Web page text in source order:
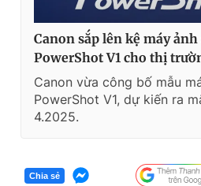
Canon sắp lên kệ máy
PowerShot V1 cho thị
Canon vừa công bố mẫu
PowerShot V1, dự kiến ra
4.2025.
Chia sẻ